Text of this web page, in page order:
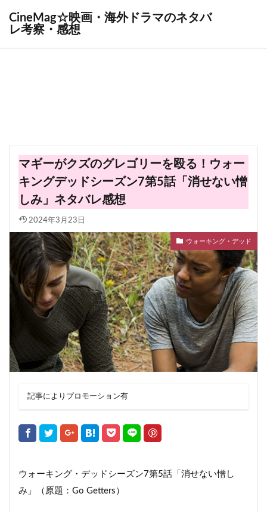
CineMag☆映画・海外ドラマのネタバ
レ考察・感想
マギーがクズのグレゴリーを殴る！ウォー
キングデッドシーズン7第5話「消せない憎
しみ」ネタバレ感想
2024年3月23日
ウォーキング・デッド
記事によりプロモーション有
ウォーキング・デッドシーズン7第5話「消せない憎し
み」（原題：Go Getters）